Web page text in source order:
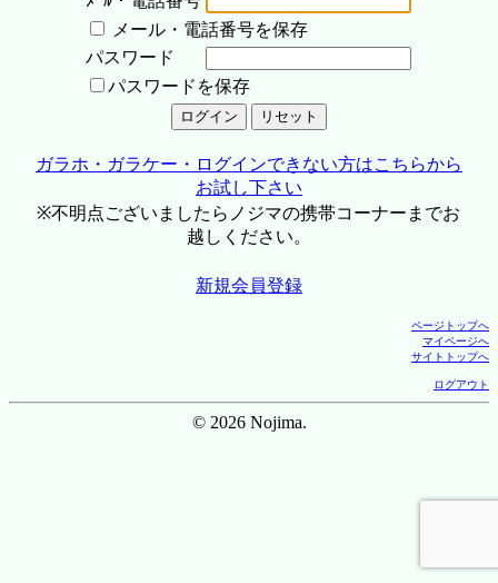
メール・電話番号を保存
パスワード
パスワードを保存
ガラホ・ガラケー・ログインできない方はこちらから
お試し下さい
※不明点ございましたらノジマの携帯コーナーまでお
越しください。
新規会員登録
ページトップへ
マイページへ
サイトトップへ
ログアウト
© 2026 Nojima.